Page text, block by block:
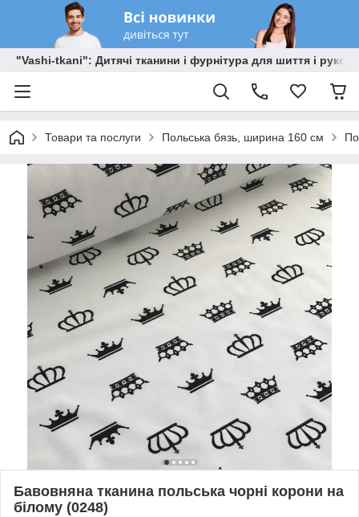
"Vashi-tkani": Дитячі тканини і фурнітура для шиття і
Товари та послуги Польська бязь, ширина 160 см
Бавовняна тканина польська чорні корони на
білому (0248)